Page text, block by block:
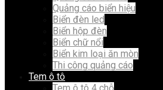
Quảng cáo biển hiệu
Biển đèn led
Biển hộp đèn
Biển chữ nổi
Biển kim loại ăn mòn
Thi công quảng cáo
Tem ô tô